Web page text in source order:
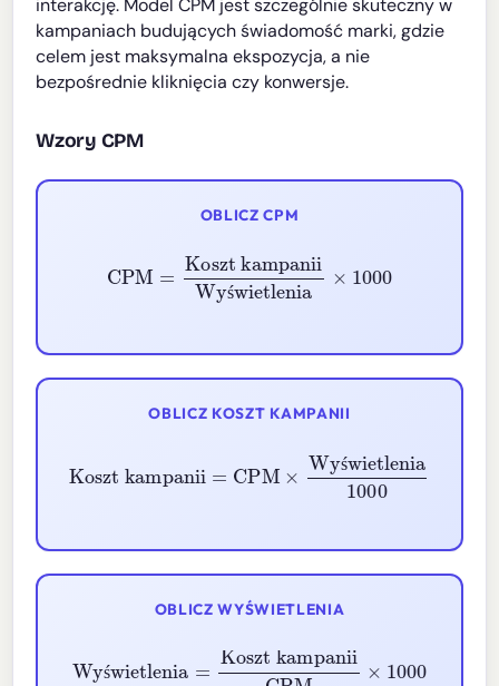
interakcję. Model CPM jest szczególnie skuteczny w
kampaniach budujących świadomość marki, gdzie
celem jest maksymalna ekspozycja, a nie
bezpośrednie kliknięcia czy konwersje.
Wzory CPM
OBLICZ CPM
ś
CPM =
Koszt kampaniiWyświetlenia
OBLICZ KOSZT KAMPANII
ś
Wyświetlenia1000
OBLICZ WYŚWIETLENIA
ś
Wyświetlenia=
Koszt kampaniiCPM×1000